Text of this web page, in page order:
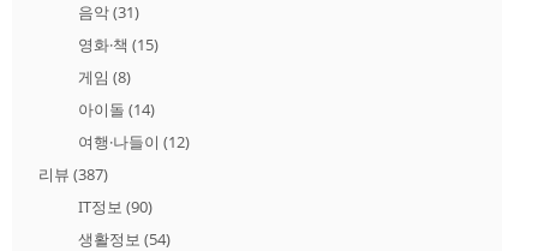
음악(31)
영화·책 (15)
게임 (8)
아이돌 (14)
여행·나들이 (12)
리뷰 (387)
IT정보 (90)
생활정보 (54)